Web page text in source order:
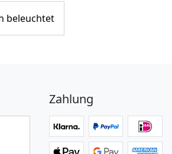
beleuchtet
Zahlung